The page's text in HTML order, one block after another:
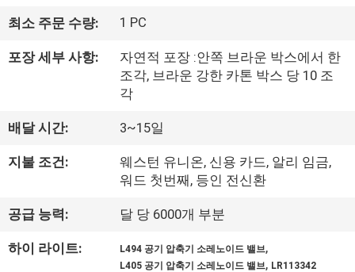
공
견
학
품
질
최소 주문 수량: 1 PC
포장 세부 사항:
자연적 포장 :안쪽 브라운 박스에서 한
조각, 브라운 강한 카톤 박스 당 10 조
각
배달 시간: 3~15일
지불 조건:
웨스턴 유니온, 신용 카드, 알리 임금,
워드 첫번째, 등인 전신환
공급 능력: 달 당 6000개 부분
하이 라이트: L494 공기 압축기 소레노이드 밸브,
L405 공기 압축기 소레노이드 밸브, LR113342